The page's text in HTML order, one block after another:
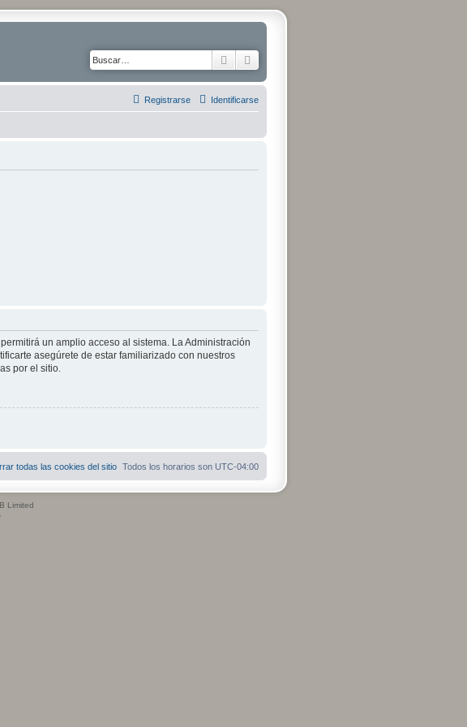
Buscar
Identificarse
Registrarse
un amplio acceso al sistema. La Administración
asegúrete de estar familiarizado con nuestros
por el sitio.
Todos los horarios son UTC-04:00
todas las cookies del sitio
Limited